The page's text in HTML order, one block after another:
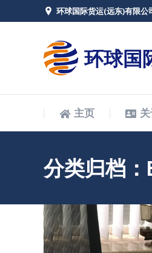
环球国际货运(远东)有限公
环球国
主页
分类归档：
主页